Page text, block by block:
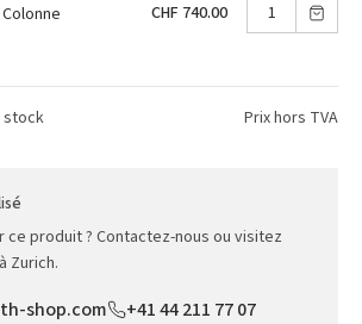
CHF 740.00
stock Prix hors TVA
ce produit ? Contactez-nous ou visitez
Zurich.
shop.com
+41 44 211 77 07